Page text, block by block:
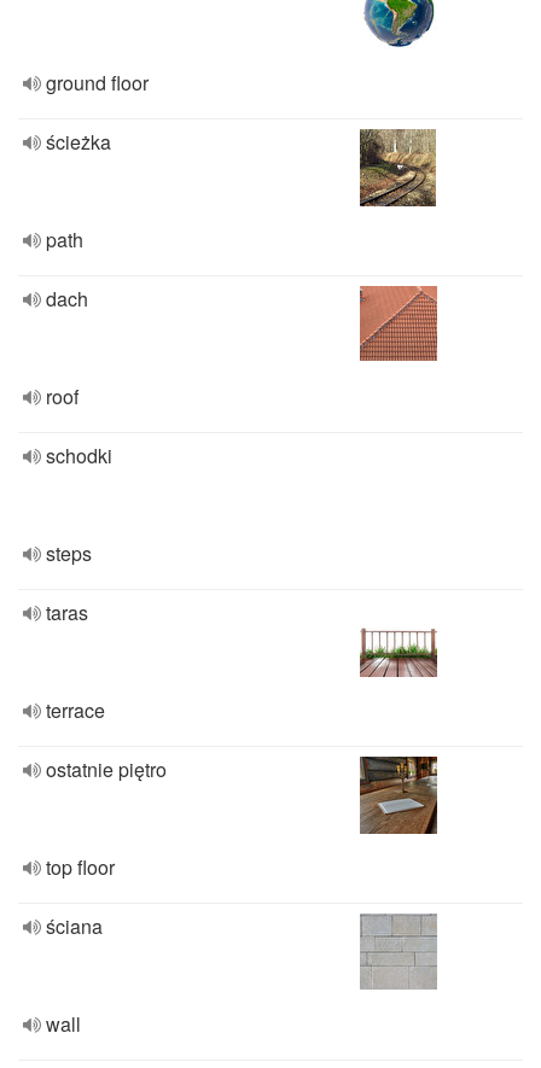
ground floor
ścieżka
path
dach
roof
schodki
steps
taras
terrace
ostatnie piętro
top floor
ściana
wall